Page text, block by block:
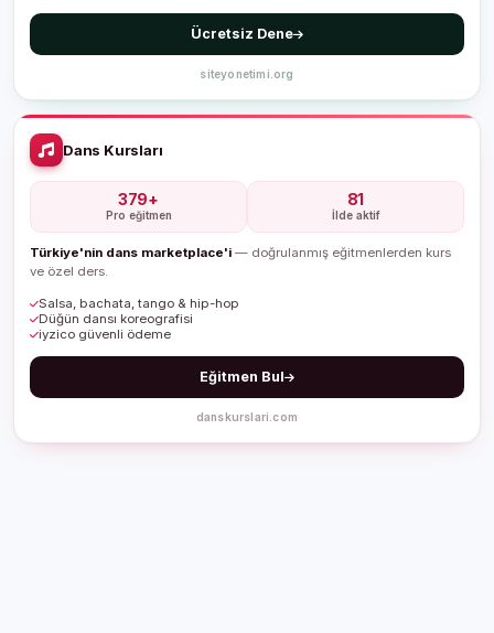
Ücretsiz Dene
siteyonetimi.org
Dans Kursları
379+
Pro eğitmen
81
İlde aktif
Türkiye'nin dans marketplace'i — doğrulanmış eğitmenlerden kurs
ve özel ders.
Salsa, bachata, tango & hip-hop
Düğün dansı koreografisi
iyzico güvenli ödeme
Eğitmen Bul
danskurslari.com